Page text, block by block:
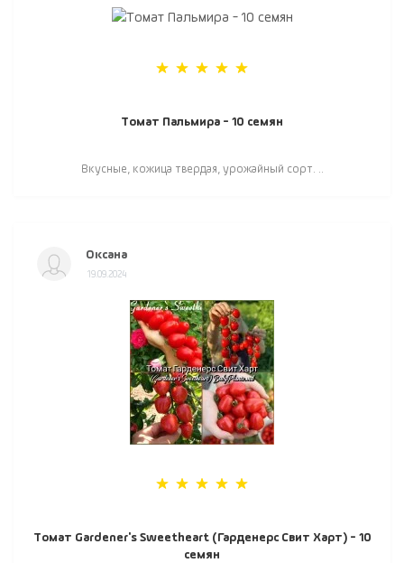
Томат Пальмира - 10 семян
Вкусные, кожица твердая, урожайный сорт. ..
Оксана
19.09.2024
Томат Gardener's Sweetheart (Гарденерс Свит Харт) - 10
семян